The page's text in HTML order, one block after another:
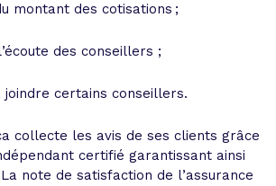
montant des cotisations ;
des conseillers ;
certains conseillers.
collecte les avis de ses clients grâce
certifié garantissant ainsi
note de satisfaction de l’assurance